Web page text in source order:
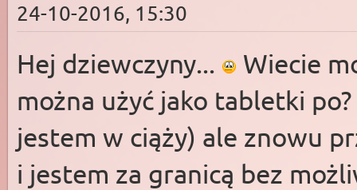
24-10-2016, 15:30
Hej dziewczyny...
Wiecie
można użyć jako tabletki
jestem w ciąży) ale znowu
i jestem za granicą bez